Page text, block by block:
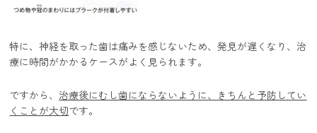
特に、神経を取った歯は痛みを感じないため、発見が遅くなり、治
療に時間がかかるケースがよく見られます。
ですから、治療後にむし歯にならないように、きちんと予防してい
くことが大切です。